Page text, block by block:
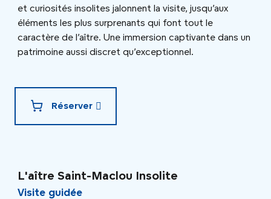
et curiosités insolites jalonnent la visite, jusqu’aux
éléments les plus surprenants qui font tout le
caractère de l’aître. Une immersion captivante dans un
patrimoine aussi discret qu’exceptionnel.
Réserver
L'aître Saint-Maclou Insolite
Visite guidée